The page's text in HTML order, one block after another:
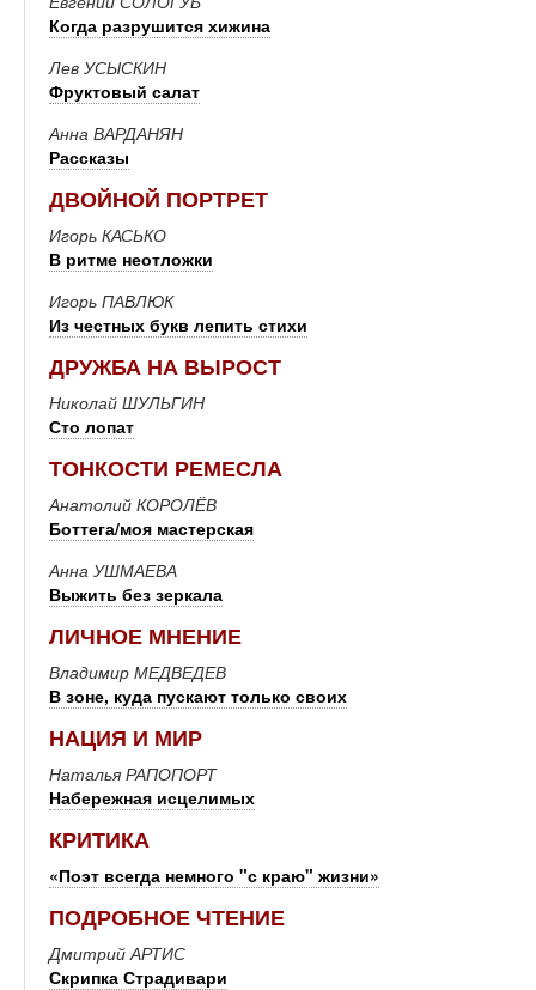
Когда разрушится хижина
Лев УСЫСКИН
Фруктовый салат
Анна ВАРДАНЯН
Рассказы
ДВОЙНОЙ ПОРТРЕТ
Игорь КАСЬКО
В ритме неотложки
Игорь ПАВЛЮК
Из честных букв лепить стихи
ДРУЖБА НА ВЫРОСТ
Николай ШУЛЬГИН
Сто лопат
ТОНКОСТИ РЕМЕСЛА
Анатолий КОРОЛЁВ
Боттега/моя мастерская
Анна УШМАЕВА
Выжить без зеркала
ЛИЧНОЕ МНЕНИЕ
Владимир МЕДВЕДЕВ
В зоне, куда пускают только своих
НАЦИЯ И МИР
Наталья РАПОПОРТ
Набережная исцелимых
КРИТИКА
«Поэт всегда немного "с краю" жизни»
ПОДРОБНОЕ ЧТЕНИЕ
Дмитрий АРТИС
Скрипка Страдивари